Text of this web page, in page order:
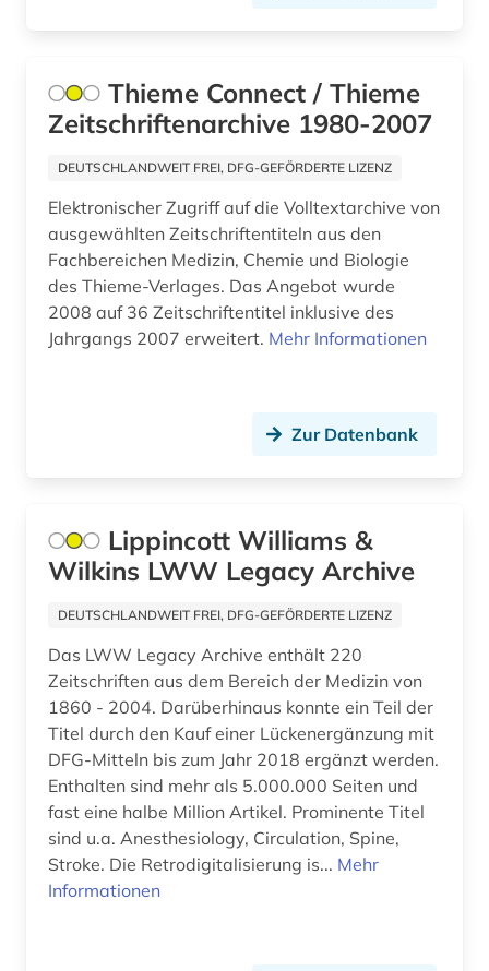
militärwesen (1)
molekularbiologie (1)
musik (4)
musikwissenschaft (1)
nachschlagewerk (1)
neuseeland (1)
neuzeit (1)
niederlandistik (1)
nordafrika (1)
nordkorea (1)
numerische mathematik (1)
online-publikation (2)
Suedosteuropa (3)
Tuerkei (3)
USA (2)
Ukraine (1)
Ungarn (1)
Thieme Connect / Thieme
Zeitschriftenarchive 1980-2007
DEUTSCHLANDWEIT FREI, DFG-GEFÖRDERTE LIZENZ
Elektronischer Zugriff auf die Volltextarchive von
ausgewählten Zeitschriftentiteln aus den
Fachbereichen Medizin, Chemie und Biologie
des Thieme-Verlages. Das Angebot wurde
2008 auf 36 Zeitschriftentitel inklusive des
Jahrgangs 2007 erweitert. Mehr Informationen
Zur Datenbank
Lippincott Williams &
Wilkins LWW Legacy Archive
DEUTSCHLANDWEIT FREI, DFG-GEFÖRDERTE LIZENZ
Das LWW Legacy Archive enthält 220
Zeitschriften aus dem Bereich der Medizin von
1860 - 2004. Darüberhinaus konnte ein Teil der
Titel durch den Kauf einer Lückenergänzung mit
DFG-Mitteln bis zum Jahr 2018 ergänzt werden.
Enthalten sind mehr als 5.000.000 Seiten und
fast eine halbe Million Artikel. Prominente Titel
sind u.a. Anesthesiology, Circulation, Spine,
Stroke. Die Retrodigitalisierung is... Mehr
Informationen